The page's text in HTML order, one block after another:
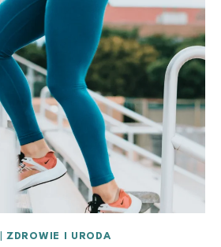
|ZDROWIE I URODA